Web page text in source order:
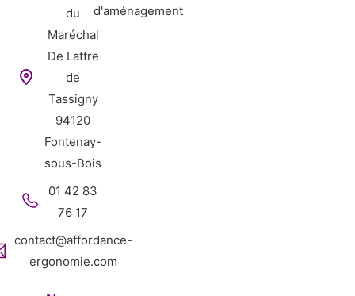
du
Maréchal
De Lattre
de
Tassigny
94120
Fontenay-
sous-Bois
01 42 83
76 17
contact@affordance-
ergonomie.com
d'aménagement